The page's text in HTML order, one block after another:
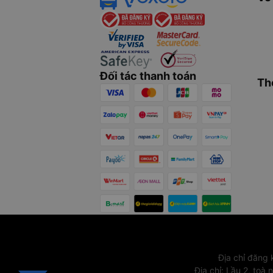
Đối tác thanh toán
Địa chỉ đăng
Địa chỉ: Lầu 2, toà